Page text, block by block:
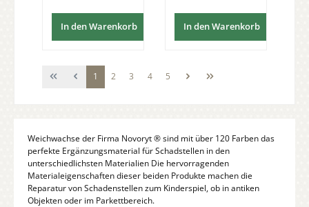
In den Warenkorb In den Warenkorb
Seite
1 Seite
2 Seite
3 Seite
4 Seite
5
Weichwachse der Firma Novoryt ® sind mit über 120 Farben das
perfekte Ergänzungsmaterial für Schadstellen in den
unterschiedlichsten Materialien Die hervorragenden
Materialeigenschaften dieser beiden Produkte machen die
Reparatur von Schadenstellen zum Kinderspiel, ob in antiken
Objekten oder im Parkettbereich.